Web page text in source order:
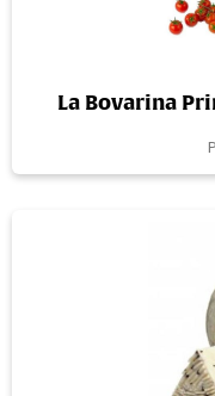
La Bovarina